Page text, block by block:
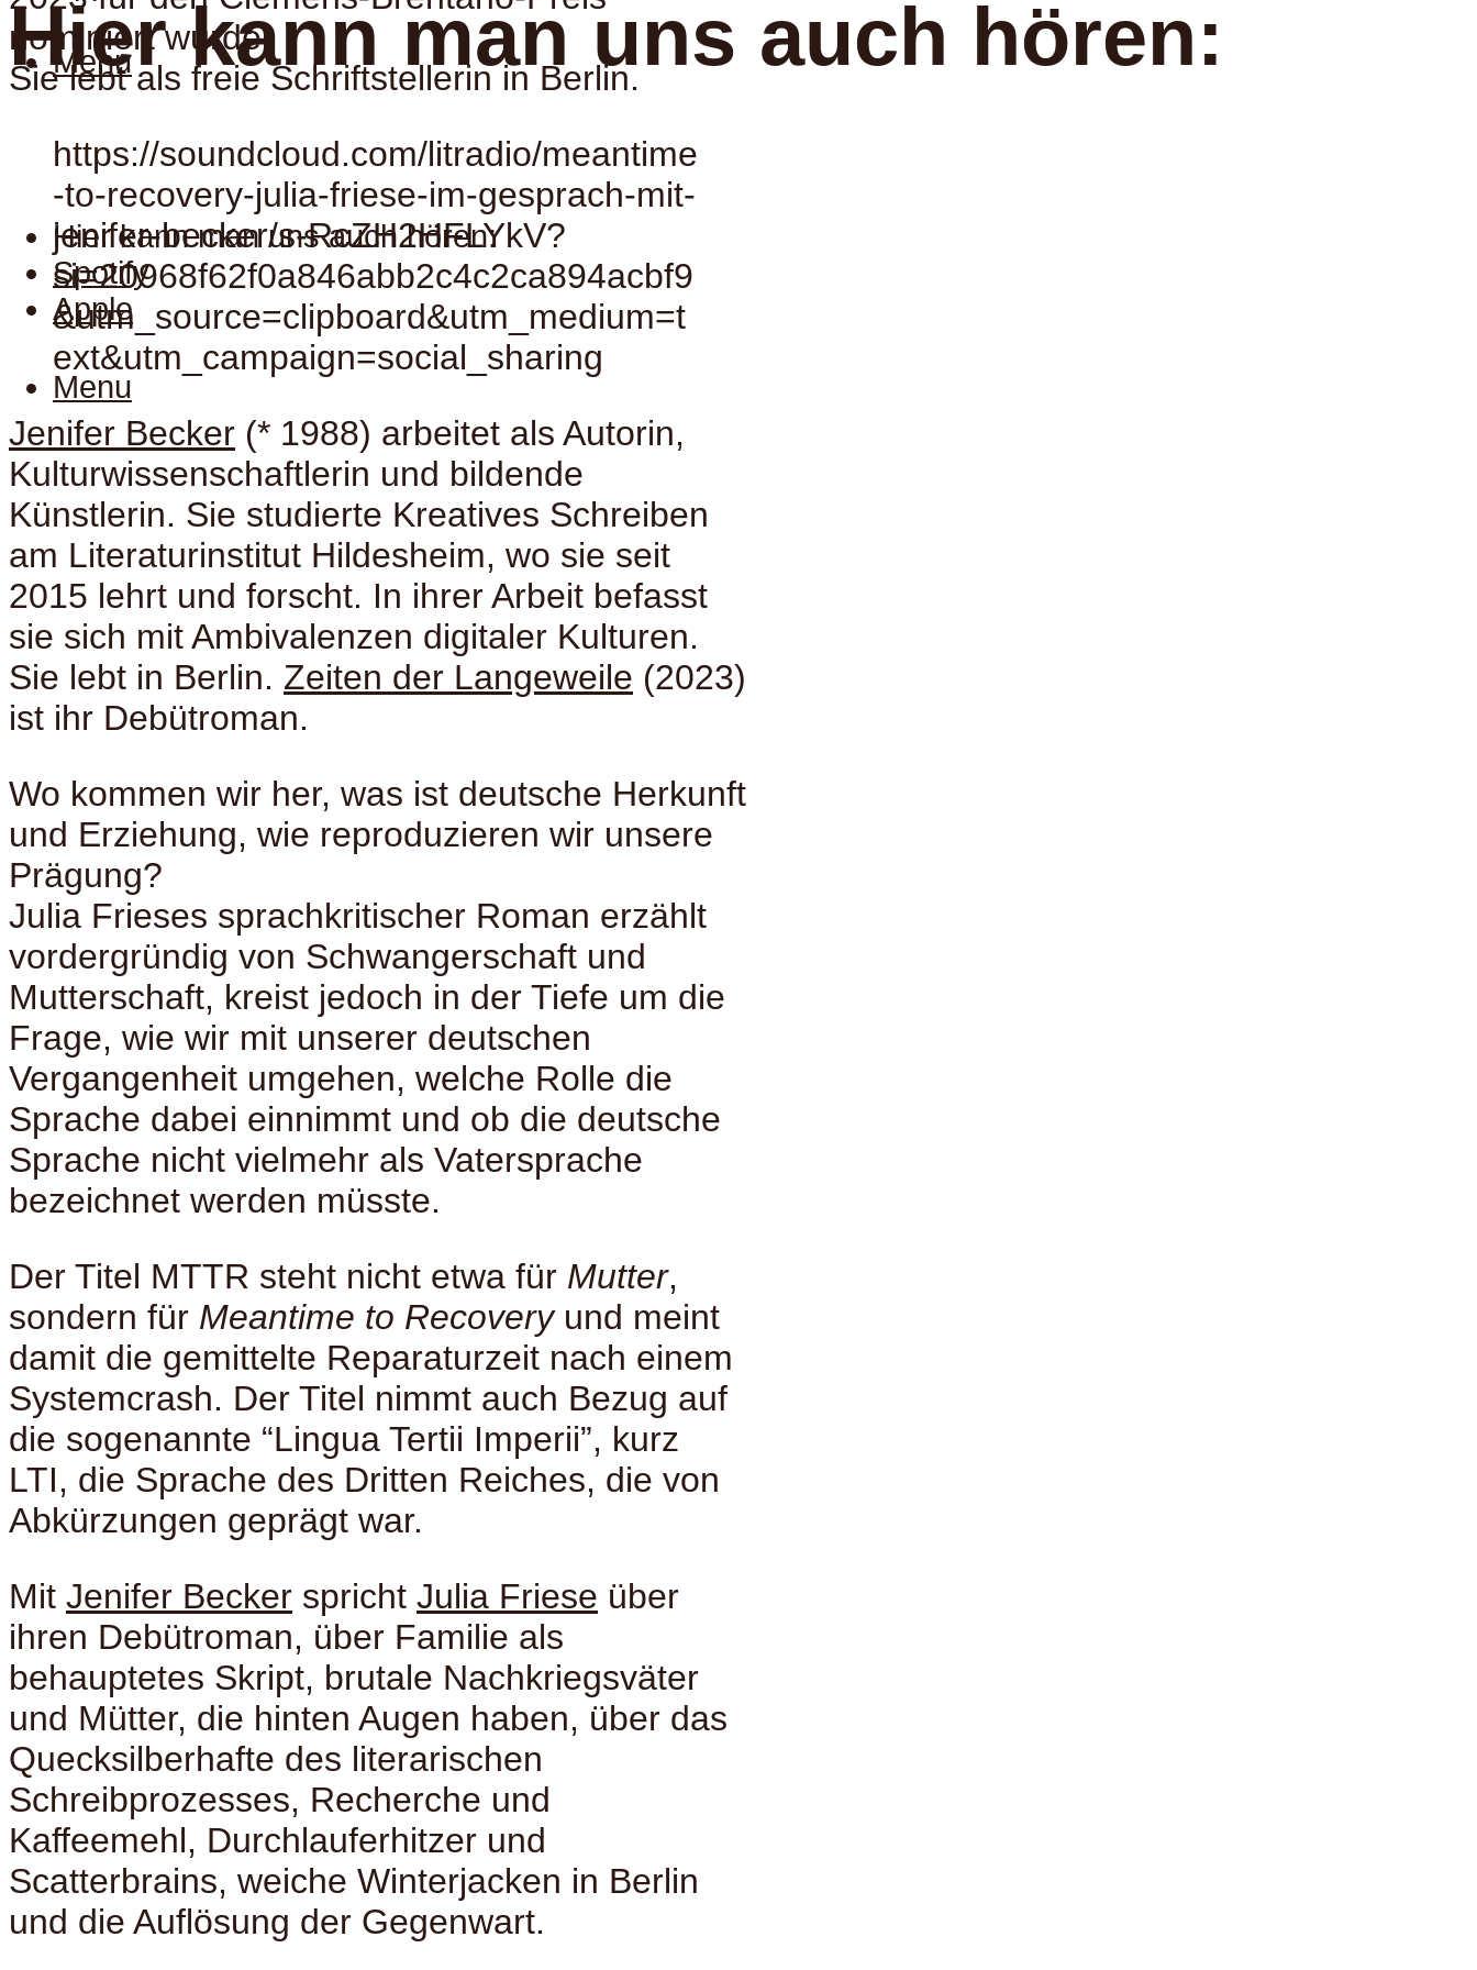
Menu
Hier kann man uns auch hören:
Hier kann man uns auch hören:
Spotify
Apple
Menu
nominiert wurde.
Sie lebt als freie Schriftstellerin in Berlin.
https://soundcloud.com/litradio/meantime
-to-recovery-julia-friese-im-gesprach-mit-
jenifer-becker/s-RcZH2HFLYkV?
si=20968f62f0a846abb2c4c2ca894acbf9
&utm_source=clipboard&utm_medium=t
ext&utm_campaign=social_sharing
Jenifer Becker (* 1988) arbeitet als Autorin,
Kulturwissenschaftlerin und bildende
Künstlerin. Sie studierte Kreatives Schreiben
am Literaturinstitut Hildesheim, wo sie seit
2015 lehrt und forscht. In ihrer Arbeit befasst
sie sich mit Ambivalenzen digitaler Kulturen.
Sie lebt in Berlin. Zeiten der Langeweile (2023)
ist ihr Debütroman.
Wo kommen wir her, was ist deutsche Herkunft
und Erziehung, wie reproduzieren wir unsere
Prägung?
Julia Frieses sprachkritischer Roman erzählt
vordergründig von Schwangerschaft und
Mutterschaft, kreist jedoch in der Tiefe um die
Frage, wie wir mit unserer deutschen
Vergangenheit umgehen, welche Rolle die
Sprache dabei einnimmt und ob die deutsche
Sprache nicht vielmehr als Vatersprache
bezeichnet werden müsste.
Der Titel MTTR steht nicht etwa für Mutter,
sondern für Meantime to Recoveryund meint
damit die gemittelte Reparaturzeit nach einem
Systemcrash. Der Titel nimmt auch Bezug auf
die sogenannte “Lingua Tertii Imperii”, kurz
LTI, die Sprache des Dritten Reiches, die von
Abkürzungen geprägt war.
Mit Jenifer Becker spricht Julia Friese über
ihren Debütroman, über Familie als
behauptetes Skript, brutale Nachkriegsväter
und Mütter, die hinten Augen haben, über das
Quecksilberhafte des literarischen
Schreibprozesses, Recherche und
Kaffeemehl, Durchlauferhitzer und
Scatterbrains, weiche Winterjacken in Berlin
und die Auflösung der Gegenwart.